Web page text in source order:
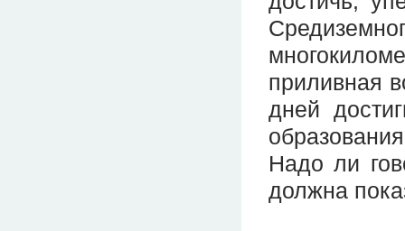
приливная
дней
Надо ли
должна